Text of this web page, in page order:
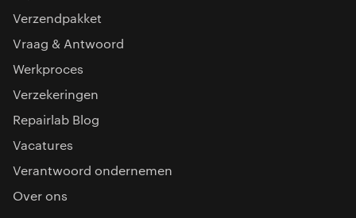
Verzendpakket
Vraag & Antwoord
Werkproces
Verzekeringen
Repairlab Blog
Vacatures
Verantwoord ondernemen
Over ons